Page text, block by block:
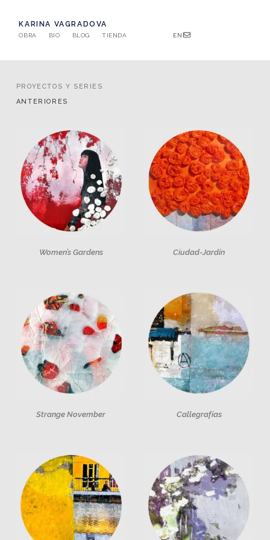
KARINA VAGRADOVA
OBRA BIO BLOG TIENDA EN
PROYECTOS Y SERIES
ANTERIORES
Women’s Gardens Ciudad-Jardín
Strange November Callegrafías